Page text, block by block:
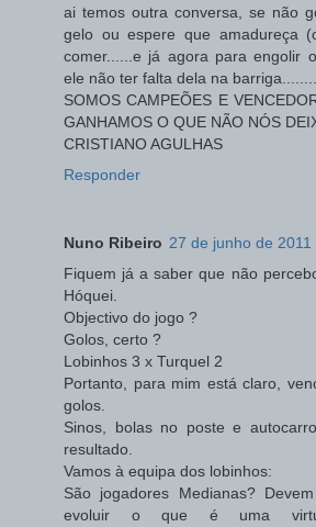
ai temos outra conversa, se não
gelo ou espere que amadureça
comer......e já agora para engolir
ele não ter falta dela na
SOMOS CAMPEÕES E
GANHAMOS O QUE NÃO NÓS
CRISTIANO AGULHAS
Responder
Nuno Ribeiro 27 de junho de
Fiquem já a saber que não
Hóquei.
Objectivo do jogo ?
Golos, certo ?
Lobinhos 3 x Turquel 2
Portanto, para mim está claro,
golos.
Sinos, bolas no poste e
resultado.
Vamos à equipa dos lobinhos:
São jogadores Medianas?
evoluir o que é uma